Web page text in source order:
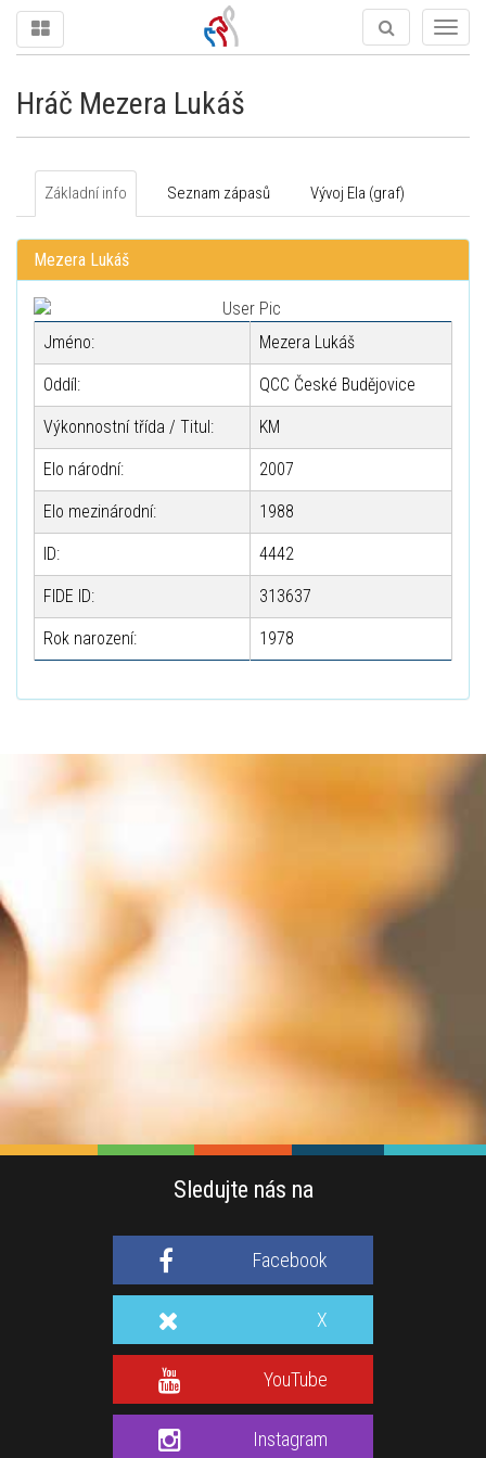
Hráč Mezera Lukáš
Základní info Seznam zápasů Vývoj Ela (graf)
Mezera Lukáš
Jméno: Mezera Lukáš
Oddíl: QCC České Budějovice
Výkonnostní třída / Titul: KM
Elo národní: 2007
Elo mezinárodní: 1988
ID: 4442
FIDE ID: 313637
Rok narození: 1978
Sledujte nás na
Facebook
X
YouTube
Instagram